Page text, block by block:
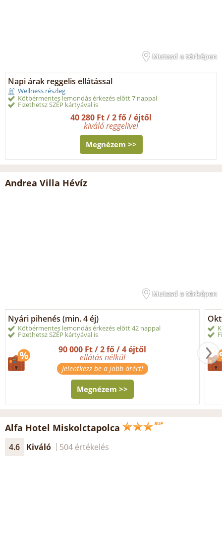
Mutasd a térképen
Napi árak reggelis ellátással
Wellness részleg
Kötbérmentes lemondás érkezés előtt 7 nappal
Fizethetsz SZÉP kártyával is
40 280 Ft / 2 fő / éjtől
kiváló reggelivel
Megnézem >>
Andrea Villa Hévíz
Mutasd a térképen
Nyári pihenés (min. 4 éj)
Kötbérmentes lemondás érkezés előtt 42 nappal
Fizethetsz SZÉP kártyával is
90 000 Ft / 2 fő / 4 éjtől
ellátás nélkül
Jelentkezz be a jobb árért!
Megnézem >>
Alfa Hotel Miskolctapolca
4.6 Kiváló 504 értékelés